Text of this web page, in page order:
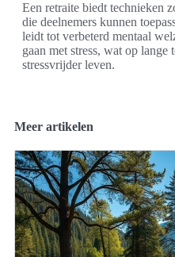
Een retraite biedt technieken
die deelnemers kunnen
leidt tot verbeterd mentaal
gaan met stress, wat op
stressvrijder leven.
Meer artikelen